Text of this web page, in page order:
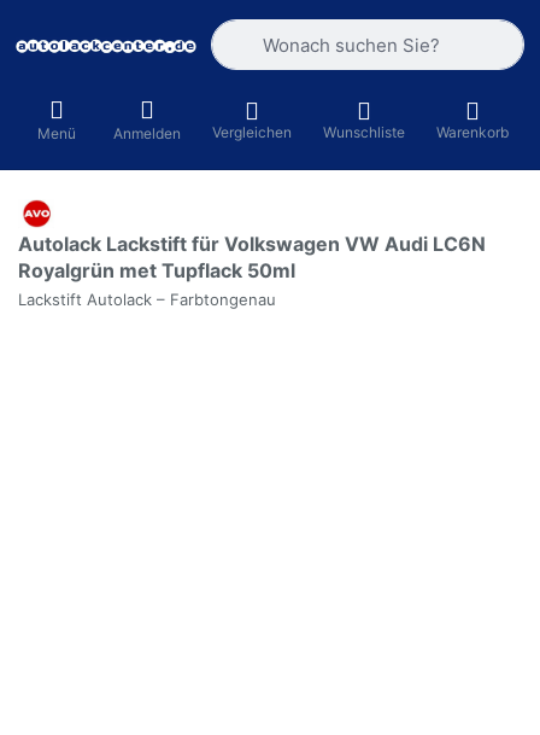
Geben Sie einen Suchbegriff ein.
Menü Anmelden Vergleichen Wunschliste Warenkorb
Autolack Lackstift für Volkswagen VW Audi LC6N
Royalgrün met Tupflack 50ml
Lackstift Autolack – Farbtongenau